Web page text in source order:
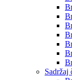
Sadržaj